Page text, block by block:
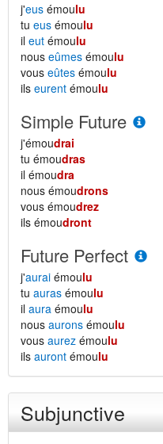
j'eus émoulu
tu eus émoulu
il eut émoulu
nous eûmes émoulu
vous eûtes émoulu
ils eurent émoulu
Simple Future
j'émoudrai
tu émoudras
il émoudra
nous émoudrons
vous émoudrez
ils émoudront
Future Perfect
j'aurai émoulu
tu auras émoulu
il aura émoulu
nous aurons émoulu
vous aurez émoulu
ils auront émoulu
Subjunctive